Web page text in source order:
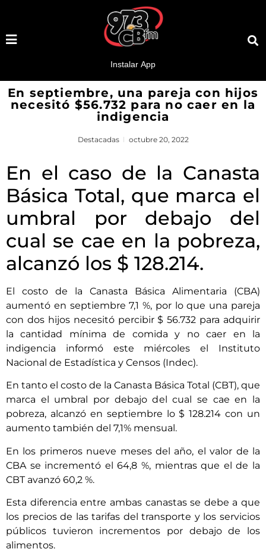
En septiembre, una pareja con hijos
necesitó $56.732 para no caer en la
indigencia
Destacadas octubre 20, 2022
En el caso de la Canasta
Básica Total, que marca el
umbral por debajo del
cual se cae en la pobreza,
alcanzó los $ 128.214.
El costo de la Canasta Básica Alimentaria (CBA)
aumentó en septiembre 7,1 %, por lo que una pareja
con dos hijos necesitó percibir $ 56.732 para adquirir
la cantidad mínima de comida y no caer en la
indigencia informó este miércoles el Instituto
Nacional de Estadística y Censos (Indec).
En tanto el costo de la Canasta Básica Total (CBT), que
marca el umbral por debajo del cual se cae en la
pobreza, alcanzó en septiembre lo $ 128.214 con un
aumento también del 7,1% mensual.
En los primeros nueve meses del año, el valor de la
CBA se incrementó el 64,8 %, mientras que el de la
CBT avanzó 60,2 %.
Esta diferencia entre ambas canastas se debe a que
los precios de las tarifas del transporte y los servicios
públicos tuvieron incrementos por debajo de los
alimentos.